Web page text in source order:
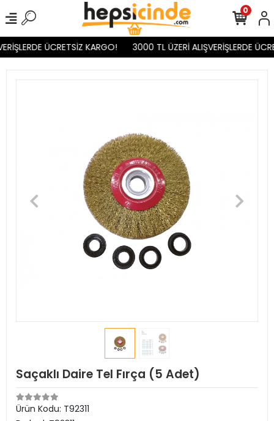
ÜCRETSİZ KARGO! 3000 TL ÜZERİ ALIŞVERİŞLERDE
0
Saçaklı Daire Tel Fırça (5 Adet)
Ürün Kodu: T92311